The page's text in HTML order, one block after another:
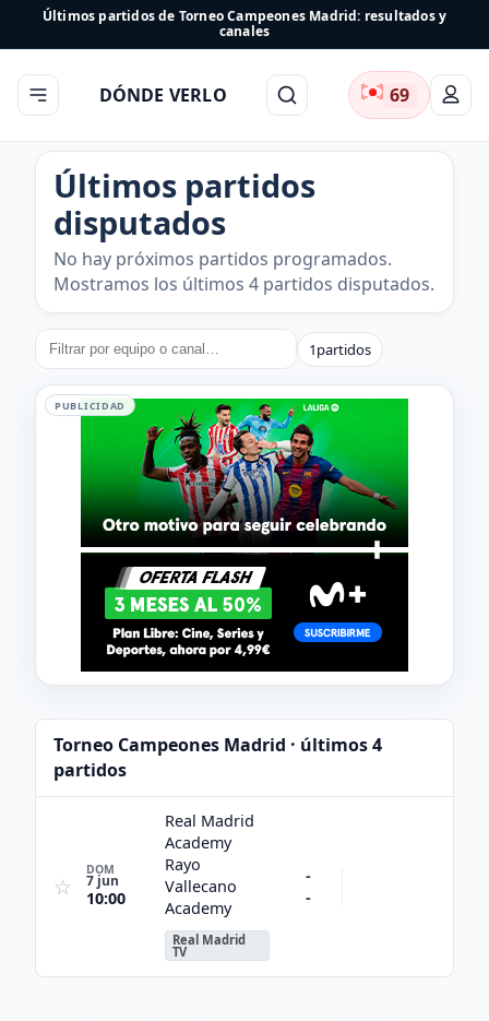
Últimos partidos de Torneo Campeones Madrid: resultados y
canales
DÓNDE VERLO 69
Últimos partidos
disputados
No hay próximos partidos programados.
Mostramos los últimos 4 partidos disputados.
1partidos
PUBLICIDAD
Torneo Campeones Madrid · últimos 4
partidos
☆
DOM
7 jun
10:00
Real Madrid
Academy
Rayo
Vallecano
Academy
Real Madrid
TV
-
-